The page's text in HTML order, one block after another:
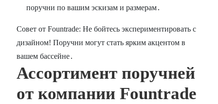
поручни по вашим эскизам и размерам․
Совет от Fountrade: Не бойтесь экспериментировать с
дизайном! Поручни могут стать ярким акцентом в
вашем бассейне․
Ассортимент поручней
от компании Fountrade